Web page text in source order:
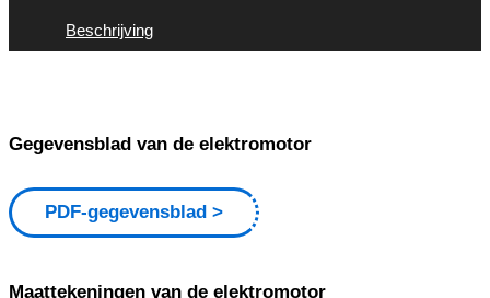
Beschrijving
Gegevensblad van de elektromotor
PDF-gegevensblad
Maattekeningen van de elektromotor